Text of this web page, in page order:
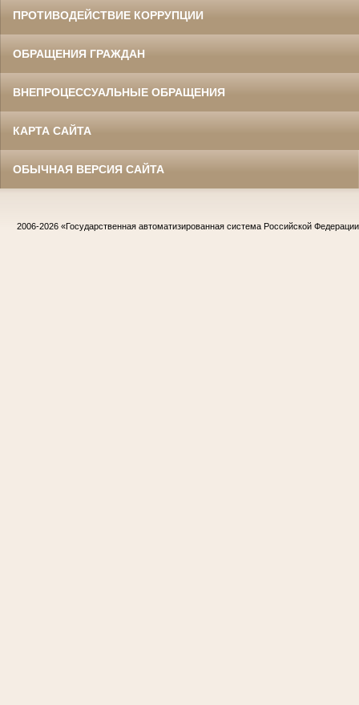
ПРОТИВОДЕЙСТВИЕ КОРРУПЦИИ
ОБРАЩЕНИЯ ГРАЖДАН
ВНЕПРОЦЕССУАЛЬНЫЕ ОБРАЩЕНИЯ
КАРТА САЙТА
ОБЫЧНАЯ ВЕРСИЯ САЙТА
2006-2026 «Государственная автоматизированная система Российской